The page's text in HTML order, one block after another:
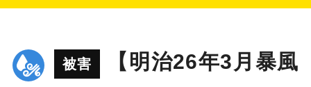
被害
【明治26年3月暴風